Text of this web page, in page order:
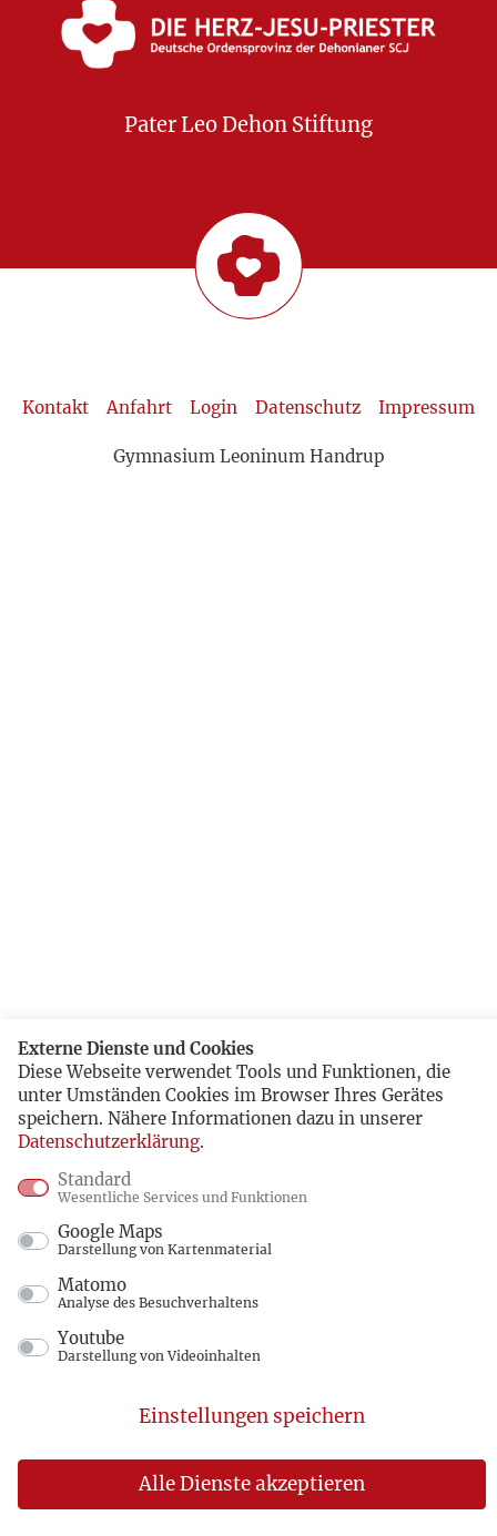
Pater Leo Dehon Stiftung
Kontakt Anfahrt Login Datenschutz Impressum
Gymnasium Leoninum Handrup
Externe Dienste und Cookies
Diese Webseite verwendet Tools und Funktionen, die
unter Umständen Cookies im Browser Ihres Gerätes
speichern. Nähere Informationen dazu in unserer
Datenschutzerklärung.
Standard
Wesentliche Services und Funktionen
Google Maps
Darstellung von Kartenmaterial
Matomo
Analyse des Besuchverhaltens
Youtube
Darstellung von Videoinhalten
Alle Dienste akzeptieren
Einstellungen speichern